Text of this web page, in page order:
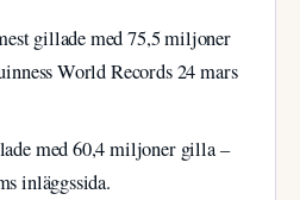
gillade med 75,5 miljoner
World Records 24 mars
med 60,4 miljoner gilla –
inläggssida.